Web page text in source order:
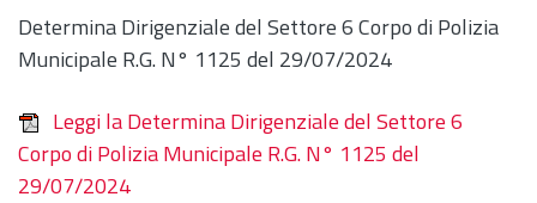
Determina Dirigenziale del Settore 6 Corpo di Polizia
Municipale R.G. N° 1125 del 29/07/2024
Leggi la Determina Dirigenziale del Settore 6
Corpo di Polizia Municipale R.G. N° 1125 del
29/07/2024